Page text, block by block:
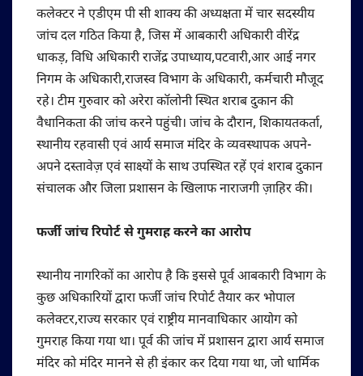
कलेक्टर ने एडीएम पी सी शाक्य की अध्यक्षता में चार सदस्यीय
जांच दल गठित किया है, जिस में आबकारी अधिकारी वीरेंद्र
धाकड़, विधि अधिकारी राजेंद्र उपाध्याय,पटवारी,आर आई नगर
निगम के अधिकारी,राजस्व विभाग के अधिकारी, कर्मचारी मौजूद
रहे। टीम गुरुवार को अरेरा कॉलोनी स्थित शराब दुकान की
वैधानिकता की जांच करने‌ पहुंची। जांच के दौरान, शिकायतकर्ता,
स्थानीय रहवासी एवं आर्य समाज मंदिर के व्यवस्थापक अपने-
अपने दस्तावेज़ एवं साक्ष्यों के साथ उपस्थित रहें एवं शराब दुकान
संचालक और जिला प्रशासन के खिलाफ नाराजगी ज़ाहिर की।
फर्जी जांच रिपोर्ट से गुमराह करने का आरोप
स्थानीय नागरिकों का आरोप है कि इससे पूर्व आबकारी विभाग के
कुछ अधिकारियों द्वारा फर्जी जांच रिपोर्ट तैयार कर भोपाल
कलेक्टर,राज्य सरकार एवं राष्ट्रीय मानवाधिकार आयोग को
गुमराह किया गया था। पूर्व की जांच में प्रशासन द्वारा आर्य समाज
मंदिर को मंदिर मानने से ही इंकार कर दिया गया था, जो धार्मिक